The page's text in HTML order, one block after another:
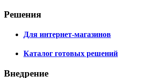
Решения
Для интернет-магазинов
Каталог готовых решений
Внедрение